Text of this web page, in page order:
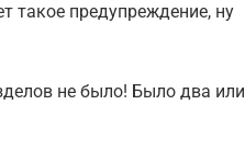
такое предупреждение, ну
не было! Было два или